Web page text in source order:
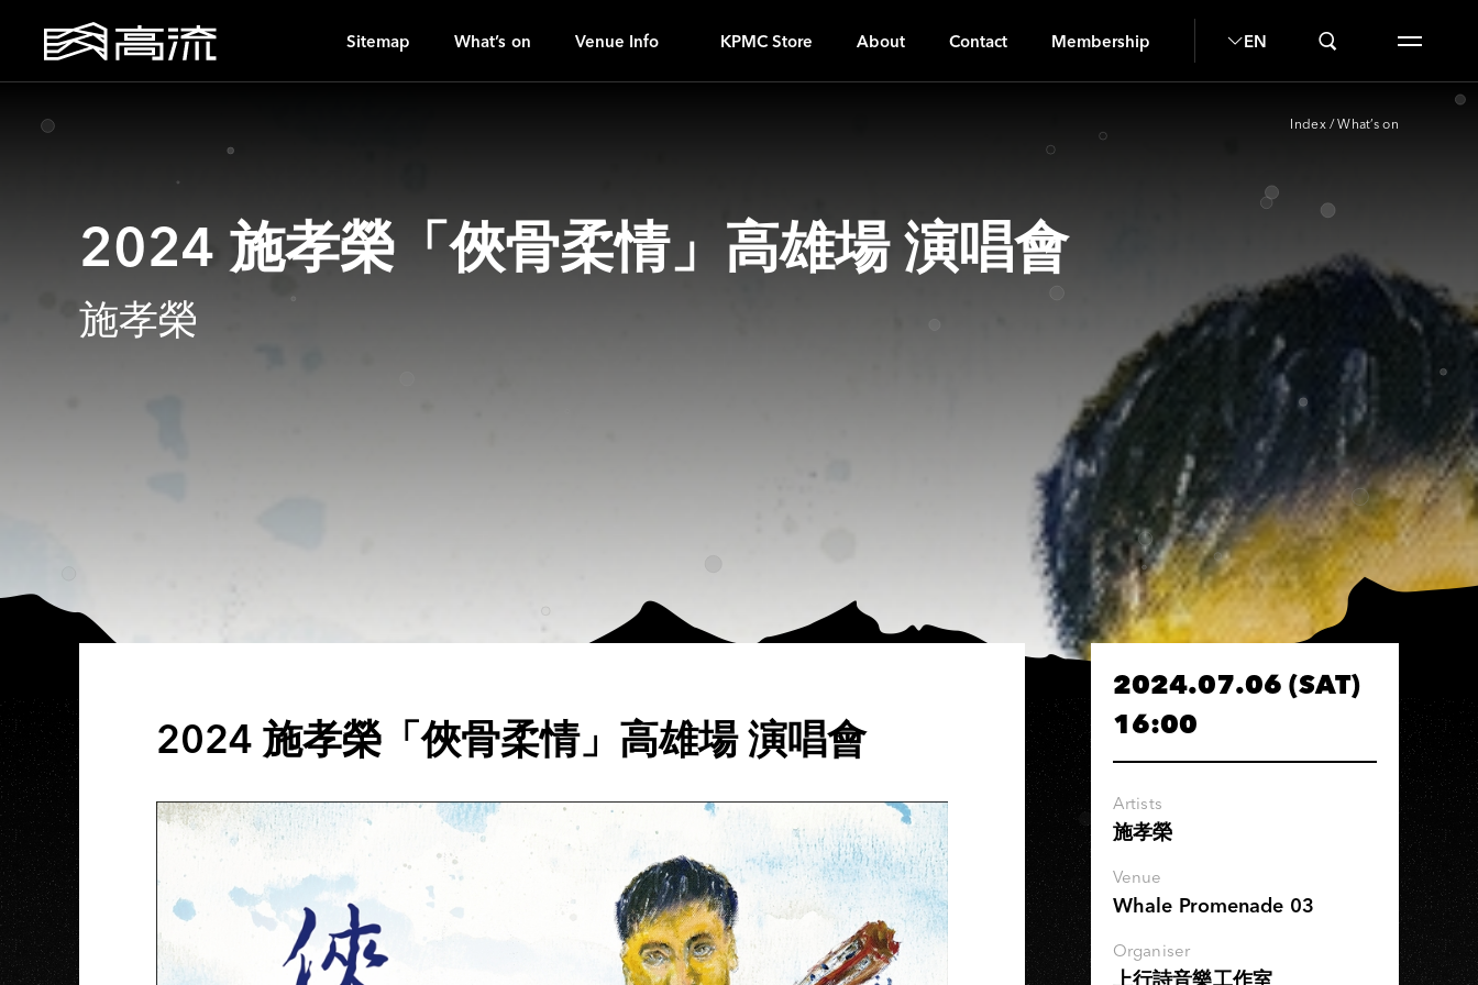
Sitemap What’s on Venue Info KPMC Store About Contact Membership EN
Index / What’s on
2024 施孝榮「俠骨柔情」高雄場 演唱會
施孝榮
2024 施孝榮「俠骨柔情」高雄場 演唱會
2024.07.06 (SAT)
16:00
Artists
施孝榮
Venue
Whale Promenade 03
Organiser
上行詩音樂工作室